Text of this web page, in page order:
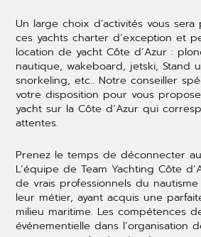
Un large choix d’activités vous
ces yachts charter d’exception et
location de yacht Côte d’Azur :
nautique, wakeboard, jetski, Stand
snorkeling, etc.. Notre conseiller
votre disposition pour vous
yacht sur la Côte d’Azur qui
attentes.
Prenez le temps de déconnecter
L’équipe de Team Yachting Côte
de vrais professionnels du
leur métier, ayant acquis une
milieu maritime. Les compétences
événementielle dans l’organisation